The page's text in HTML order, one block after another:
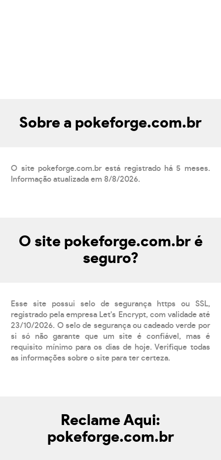
Sobre a pokeforge.com.br
O site pokeforge.com.br está registrado há 5 meses.
Informação atualizada em 8/8/2026.
O site pokeforge.com.br é
seguro?
Esse site possui selo de segurança https ou SSL,
registrado pela empresa Let's Encrypt, com validade até
23/10/2026. O selo de segurança ou cadeado verde por
si só não garante que um site é confiável, mas é
requisito mínimo para os dias de hoje. Verifique todas
as informações sobre o site para ter certeza.
Reclame Aqui:
pokeforge.com.br